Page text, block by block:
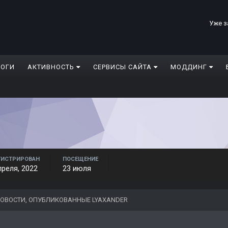
Уже
АКТИВНОСТЬ СЕРВИСЫ САЙТА МОДДИНГ
2022
ПОСЕЩЕНИЕ
23 июля
ОПУБЛИКОВАННЫЕ LYAXANDER